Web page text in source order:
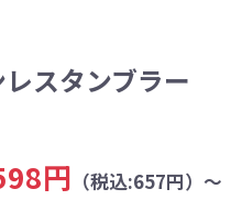
スタンブラー
円 （税込:657円）～